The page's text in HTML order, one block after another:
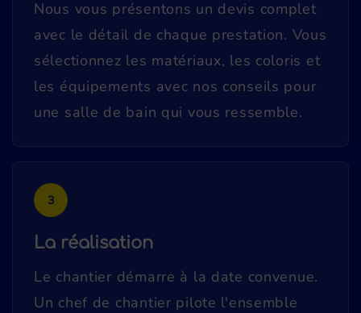
Nous vous présentons un devis complet
avec le détail de chaque prestation. Vous
sélectionnez les matériaux, les coloris et
les équipements avec nos conseils pour
une salle de bain qui vous ressemble.
3
La réalisation
Le chantier démarre à la date convenue.
Un chef de chantier pilote l'ensemble